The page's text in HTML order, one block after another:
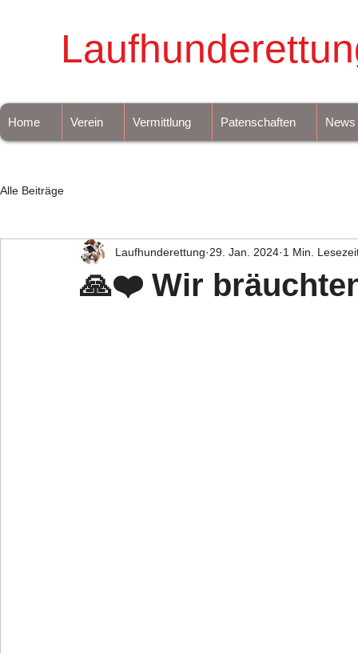
Home Verein Vermittlung Patenschaften News
Alle Beiträge
🙏❤️ Wir
Laufhunderettung 29. Jan. 2024 1 Min.